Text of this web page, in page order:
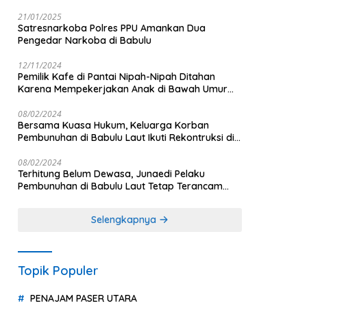
21/01/2025
Satresnarkoba Polres PPU Amankan Dua
Pengedar Narkoba di Babulu
12/11/2024
Pemilik Kafe di Pantai Nipah-Nipah Ditahan
Karena Mempekerjakan Anak di Bawah Umur
08/02/2024
Bersama Kuasa Hukum, Keluarga Korban
Pembunuhan di Babulu Laut Ikuti Rekontruksi di
08/02/2024
Terhitung Belum Dewasa, Junaedi Pelaku
Pembunuhan di Babulu Laut Tetap Terancam
Selengkapnya
Topik Populer
PENAJAM PASER UTARA